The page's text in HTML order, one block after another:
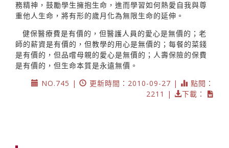
務精神，鼓勵學生擁抱生命，進而學習如何熱愛自我與尊
重他人生命，將有形的歲月化為無限生命的延伸。
健保醫療費是有價的，但醫護人員的愛心是無價的；老
師的薪資是有價的，但教學的用心是無價的；每餐的菜錢
是有價的，但品嚐母親的愛心是無價的；人壽保險的保費
是有價的，但生命本質是永遠無價。
NO.745 |
更新時間：2010-09-27 |
點閱：
2211 |
下載：